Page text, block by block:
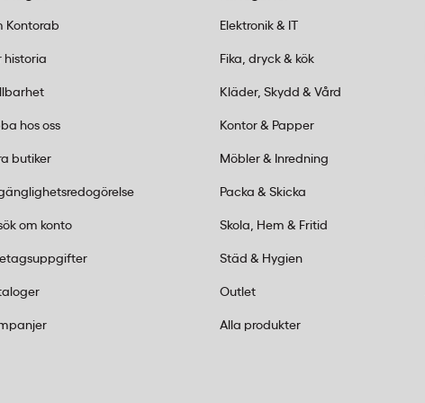
till 72 nycklar på
något beroende
där koden kan
till 1 000 möjliga
väggmontering. Skåpet
Kontorab
historia
hos oss
butiker
om konto
Elektronik & IT
Fika, dryck & kök
Kläder, Skydd & Vård
Kontor & Papper
Möbler & Inredning
Packa & Skicka
Skola, Hem & Fritid
Städ & Hygien
Outlet
Alla produkter